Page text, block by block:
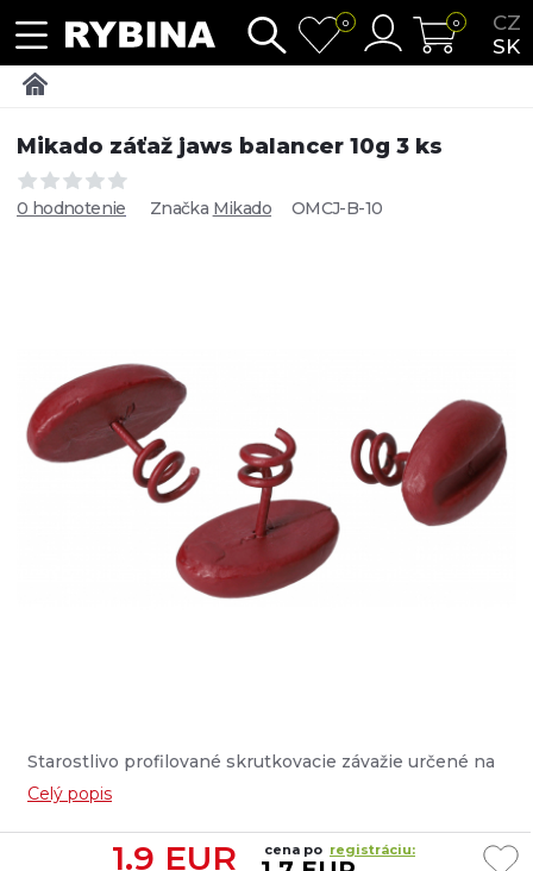
CZ
SK
0 0
Mikado záťaž jaws balancer 10g 3 ks
0 hodnotenie Značka Mikado OMCJ-B-10
Starostlivo profilované skrutkovacie závažie určené na
zmenu závažia alebo úpravu akcie mäkkých nástrah.
Jednoduchá zmena hmotnosti nástrahy....
Celý popis
1.9 EUR cena po registráciu: